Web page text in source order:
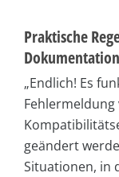
Praktische
Dokumentation
„Endlich! Es
geändert
Situationen, in